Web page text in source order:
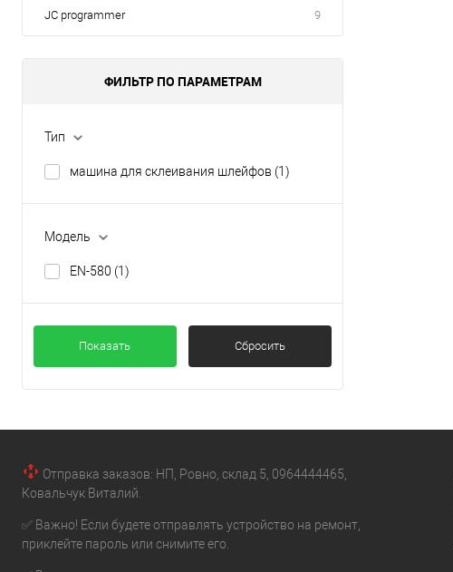
JC programmer 9
ФИЛЬТР ПО ПАРАМЕТРАМ
Тип
машина для склеивания шлейфов (1)
Модель
EN-580 (1)
Показать Сбросить
Отправка заказов: НП, Ровно, склад 5, 0964444465,
Ковальчук Виталий.
✅ Важно! Если будете отправлять устройство на ремонт,
приклейте пароль или снимите его.